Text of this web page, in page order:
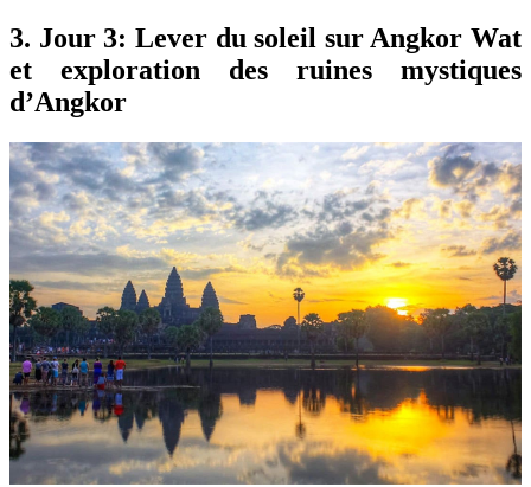
3. Jour 3: Lever du soleil sur Angkor Wat
et exploration des ruines mystiques
d’Angkor